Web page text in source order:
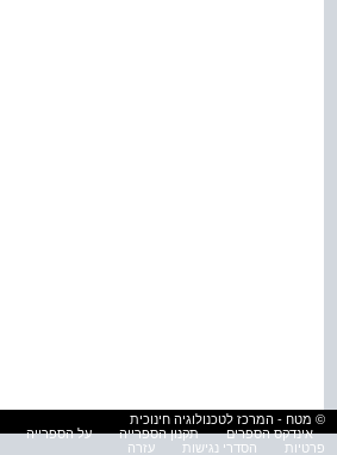
© מטח - המרכז לטכנולוגיה חינוכית
אינדקס הספרים
תקנון הספרייה על הספרייה
פרטיות
הסדרי נגישות עזרה